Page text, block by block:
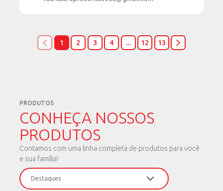
1 2 3 4 ... 12 13
PRODUTOS
CONHEÇA NOSSOS
PRODUTOS
Contamos com uma linha completa de produtos para você
e sua família!